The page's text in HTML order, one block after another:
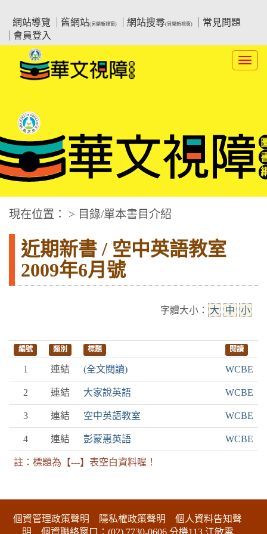
要
網站導覽
舊網站(另開新視窗) 網站搜尋(另開新視窗)
常見問題
會員登入
:::中央區塊
華文視障電子圖書網
現在位置： > 目錄/單本書目介紹
近期新書 / 空中英語教室
2009年6月號
字體大小： 大 中 小
編號 類別 標題 閱讀
1 連結 (全文閱讀) WCBE
2 連結 大家說英語 WCBE
3 連結 空中英語教室 WCBE
4 連結 彭蒙惠英語 WCBE
註：標題為【---】表空白資料喔！
個資管理政策聲明 隱私權政策聲明
個人資料告知聲
明 個資聯絡窗口：(02) 7730-0606 分機113 江敏雲